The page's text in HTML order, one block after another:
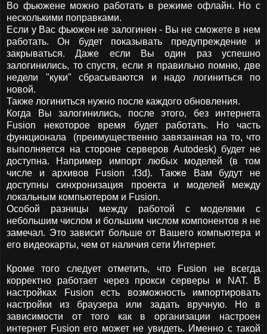
Во фьюжене можно работать в режиме офлайн. Но с
несколькими поправками.
Если у Вас фьюжен не залогинен - Вы не сможете в нем
работать. Он будет показывать предупреждение и
закрываться. Даже если Вы один раз успешно
залогинились, то спустя, если я правильно помню, две
недели "куки" сбрасываются и надо логиниться по
новой.
Также логиниться нужно после каждого обновления.
Когда Вы залогинились, после этого, без интернета
Fusion некоторое время будет работать. Но часть
функционала (преимущественно завязанная на то, что
выполняется на стороне серверов Autodesk) будет не
доступна. Например импорт любых моделей (в том
числе и архивов Fusion .f3d). Также Вам будут не
доступны синхронизация проекта и моделей между
локальным компьютером и Fusion.
Особой разницы между работой с моделями с
небольшим числом и большим числом компонентов я не
замечал. Это зависит больше от Вашего компьютера и
его видеокарты, чем от наличия сети Интернет.
Кроме того следует отметить, что Fusion не всегда
корректно работает через прокси серверы и NAT. В
настройках Fusion есть возможность импортировать
настройки из браузера или задать вручную. Но в
зависимости от того как в организации настроен
интернет Fusion его может не увидеть. Именно с такой